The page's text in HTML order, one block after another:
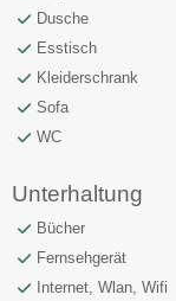
Dusche
Esstisch
Kleiderschrank
Sofa
WC
Unterhaltung
Bücher
Fernsehgerät
Internet, Wlan, Wifi